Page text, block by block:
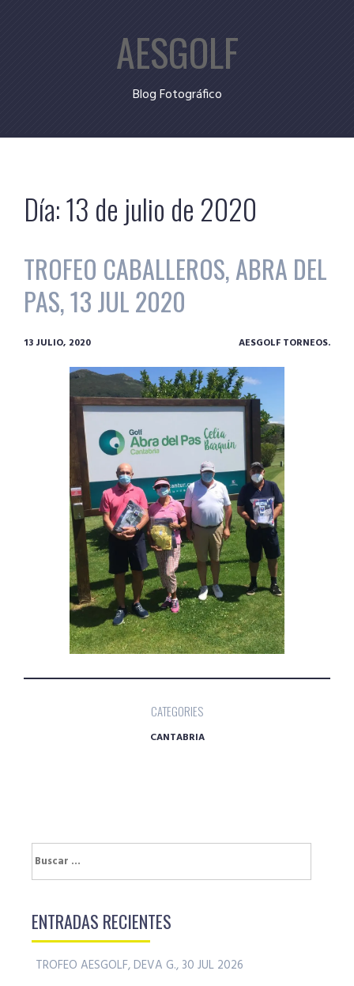
AESGOLF
Blog Fotográfico
Día:13 de julio de 2020
TROFEO CABALLEROS, ABRA DEL
PAS, 13 JUL 2020
13 JULIO, 2020 AESGOLF TORNEOS.
CATEGORIES
CANTABRIA
Buscar:
ENTRADAS RECIENTES
TROFEO AESGOLF, DEVA G., 30 JUL 2026